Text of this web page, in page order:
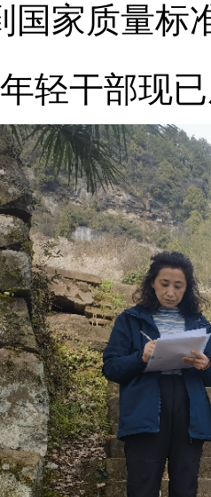
国家质量标
轻干部现